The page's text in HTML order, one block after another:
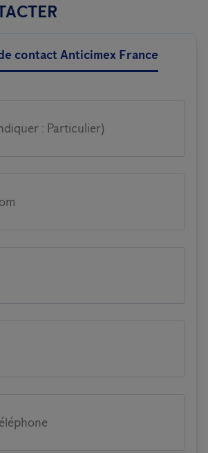
contact Anticimex France
: Particulier)